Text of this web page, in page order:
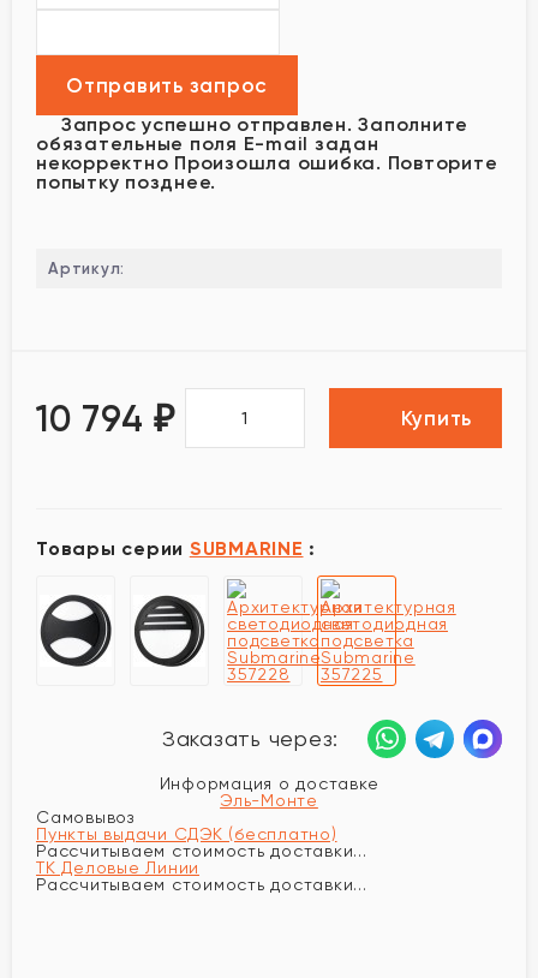
Запрос успешно отправлен. Заполните
обязательные поля E-mail задан
некорректно Произошла ошибка. Повторите
попытку позднее.
Артикул:
10 794₽ Купить
Товары серии SUBMARINE :
Заказать через:
Информация о доставке
Эль-Монте
Самовывоз
Пункты выдачи СДЭК (бесплатно)
Рассчитываем стоимость доставки...
ТК Деловые Линии
Рассчитываем стоимость доставки...